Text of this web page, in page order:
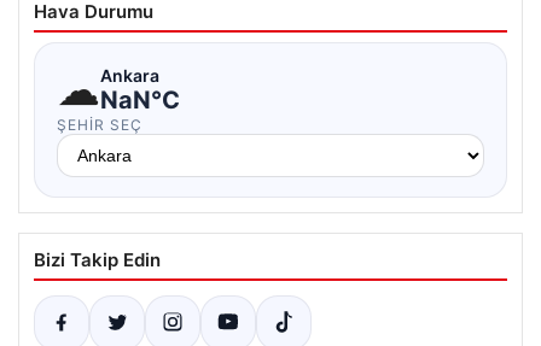
Hava Durumu
☁Ankara
NaN°C
ŞEHIR SEÇ
Bizi Takip Edin